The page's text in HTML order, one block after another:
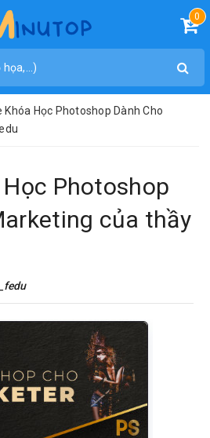
0
Khóa Học Photoshop Dành Cho
Photoshop
của thầy